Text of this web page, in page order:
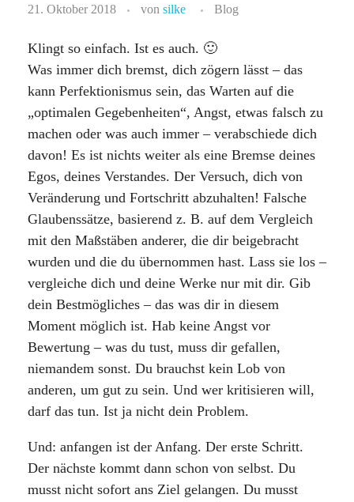
21. Oktober 2018 von silke Blog
Klingt so einfach. Ist es auch. 🙂
Was immer dich bremst, dich zögern lässt – das
kann Perfektionismus sein, das Warten auf die
„optimalen Gegebenheiten“, Angst, etwas falsch zu
machen oder was auch immer – verabschiede dich
davon! Es ist nichts weiter als eine Bremse deines
Egos, deines Verstandes. Der Versuch, dich von
Veränderung und Fortschritt abzuhalten! Falsche
Glaubenssätze, basierend z. B. auf dem Vergleich
mit den Maßstäben anderer, die dir beigebracht
wurden und die du übernommen hast. Lass sie los –
vergleiche dich und deine Werke nur mit dir. Gib
dein Bestmögliches – das was dir in diesem
Moment möglich ist. Hab keine Angst vor
Bewertung – was du tust, muss dir gefallen,
niemandem sonst. Du brauchst kein Lob von
anderen, um gut zu sein. Und wer kritisieren will,
darf das tun. Ist ja nicht dein Problem.
Und: anfangen ist der Anfang. Der erste Schritt.
Der nächste kommt dann schon von selbst. Du
musst nicht sofort ans Ziel gelangen. Du musst